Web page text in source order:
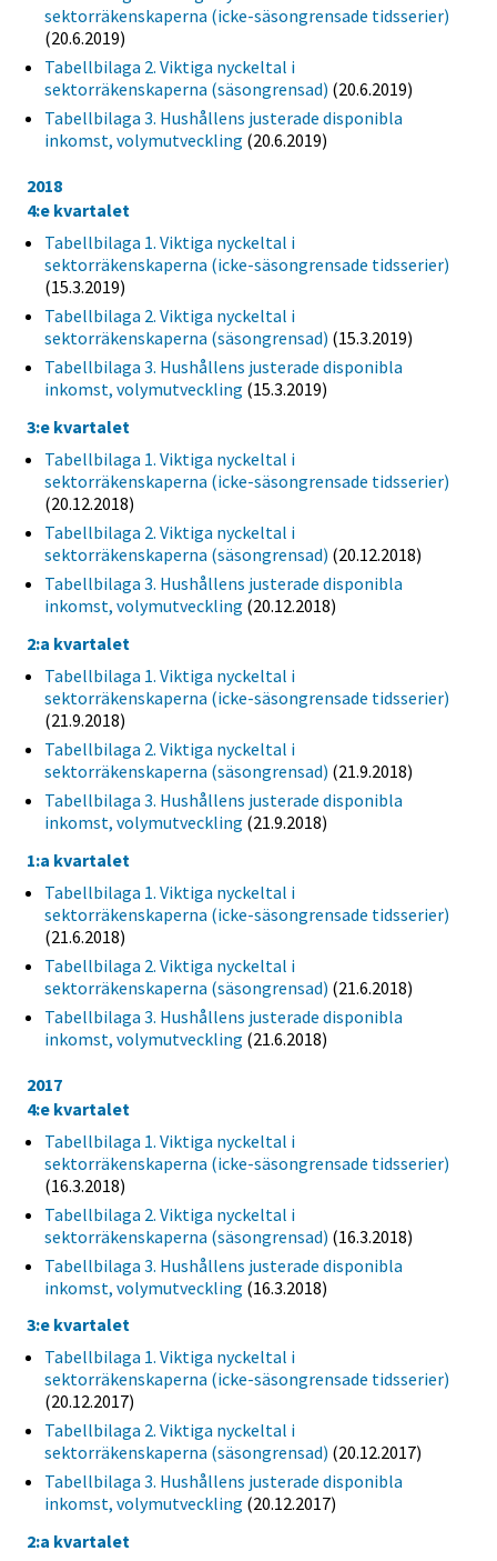
sektorräkenskaperna (icke-säsongrensade tidsserier)
(20.6.2019)
Tabellbilaga 2. Viktiga nyckeltal i
sektorräkenskaperna (säsongrensad) (20.6.2019)
Tabellbilaga 3. Hushållens justerade disponibla
inkomst, volymutveckling (20.6.2019)
2018
4:e kvartalet
Tabellbilaga 1. Viktiga nyckeltal i
sektorräkenskaperna (icke-säsongrensade tidsserier)
(15.3.2019)
Tabellbilaga 2. Viktiga nyckeltal i
sektorräkenskaperna (säsongrensad) (15.3.2019)
Tabellbilaga 3. Hushållens justerade disponibla
inkomst, volymutveckling (15.3.2019)
3:e kvartalet
Tabellbilaga 1. Viktiga nyckeltal i
sektorräkenskaperna (icke-säsongrensade tidsserier)
(20.12.2018)
Tabellbilaga 2. Viktiga nyckeltal i
sektorräkenskaperna (säsongrensad) (20.12.2018)
Tabellbilaga 3. Hushållens justerade disponibla
inkomst, volymutveckling (20.12.2018)
2:a kvartalet
Tabellbilaga 1. Viktiga nyckeltal i
sektorräkenskaperna (icke-säsongrensade tidsserier)
(21.9.2018)
Tabellbilaga 2. Viktiga nyckeltal i
sektorräkenskaperna (säsongrensad) (21.9.2018)
Tabellbilaga 3. Hushållens justerade disponibla
inkomst, volymutveckling (21.9.2018)
1:a kvartalet
Tabellbilaga 1. Viktiga nyckeltal i
sektorräkenskaperna (icke-säsongrensade tidsserier)
(21.6.2018)
Tabellbilaga 2. Viktiga nyckeltal i
sektorräkenskaperna (säsongrensad) (21.6.2018)
Tabellbilaga 3. Hushållens justerade disponibla
inkomst, volymutveckling (21.6.2018)
2017
4:e kvartalet
Tabellbilaga 1. Viktiga nyckeltal i
sektorräkenskaperna (icke-säsongrensade tidsserier)
(16.3.2018)
Tabellbilaga 2. Viktiga nyckeltal i
sektorräkenskaperna (säsongrensad) (16.3.2018)
Tabellbilaga 3. Hushållens justerade disponibla
inkomst, volymutveckling (16.3.2018)
3:e kvartalet
Tabellbilaga 1. Viktiga nyckeltal i
sektorräkenskaperna (icke-säsongrensade tidsserier)
(20.12.2017)
Tabellbilaga 2. Viktiga nyckeltal i
sektorräkenskaperna (säsongrensad) (20.12.2017)
Tabellbilaga 3. Hushållens justerade disponibla
inkomst, volymutveckling (20.12.2017)
2:a kvartalet